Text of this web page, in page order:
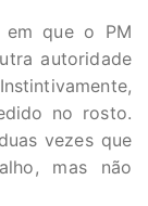
em que o PM
autoridade
no rosto.
vezes que
mas não